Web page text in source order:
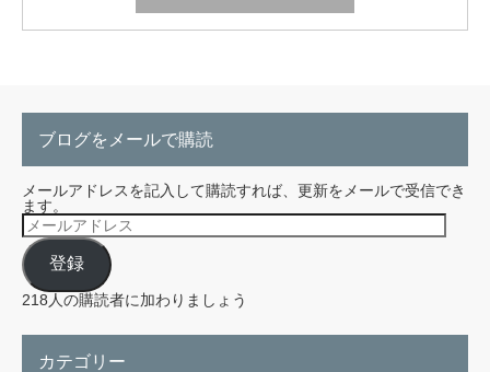
ブログをメールで購読
メールアドレスを記入して購読すれば、更新をメールで受信でき
ます。
メ
ー
ル
ア
ド
レ
登録
218人の購読者に加わりましょう
カテゴリー